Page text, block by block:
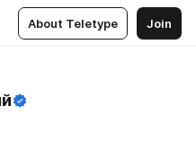
About Teletype Join